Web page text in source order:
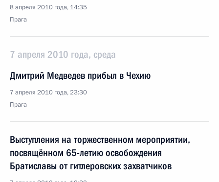
8 апреля 2010 года, 14:35
Прага
7 апреля 2010 года, среда
Дмитрий Медведев прибыл в Чехию
7 апреля 2010 года, 23:30
Прага
Выступления на торжественном мероприятии,
посвящённом 65-летию освобождения
Братиславы от гитлеровских захватчиков